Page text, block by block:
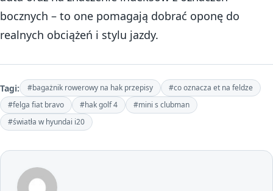
bocznych – to one pomagają dobrać oponę do
realnych obciążeń i stylu jazdy.
Tagi: #bagażnik rowerowy na hak przepisy
#co oznacza et na feldze
#felga fiat bravo
#hak golf 4
#mini s clubman
#światła w hyundai i20